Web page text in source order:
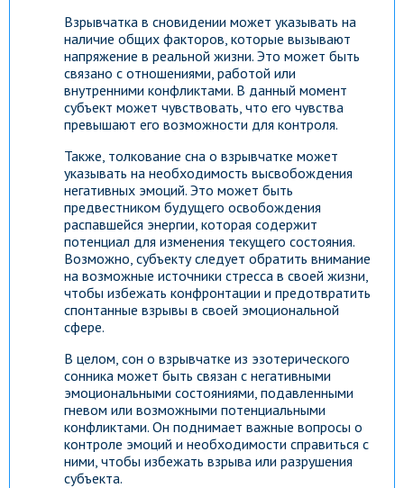
Взрывчатка в сновидении может указывать на
наличие общих факторов, которые вызывают
напряжение в реальной жизни. Это может быть
связано с отношениями, работой или
внутренними конфликтами. В данный момент
субъект может чувствовать, что его чувства
превышают его возможности для контроля.
Также, толкование сна о взрывчатке может
указывать на необходимость высвобождения
негативных эмоций. Это может быть
предвестником будущего освобождения
распавшейся энергии, которая содержит
потенциал для изменения текущего состояния.
Возможно, субъекту следует обратить внимание
на возможные источники стресса в своей жизни,
чтобы избежать конфронтации и предотвратить
спонтанные взрывы в своей эмоциональной
сфере.
В целом, сон о взрывчатке из эзотерического
сонника может быть связан с негативными
эмоциональными состояниями, подавленными
гневом или возможными потенциальными
конфликтами. Он поднимает важные вопросы о
контроле эмоций и необходимости справиться с
ними, чтобы избежать взрыва или разрушения
субъекта.